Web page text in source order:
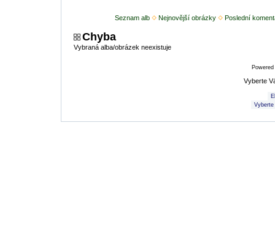
Seznam alb Nejnovější obrázky Poslední
Chyba
Vybraná alba/obrázek neexistuje
Vyberte